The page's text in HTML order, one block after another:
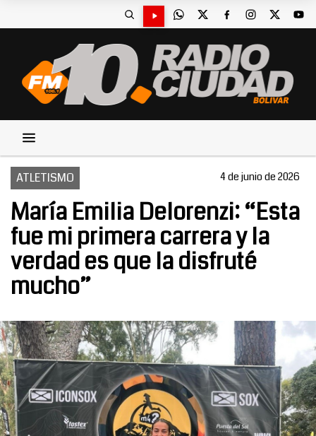
ATLETISMO 4 de junio de 2026
María Emilia Delorenzi: “Esta
fue mi primera carrera y la
verdad es que la disfruté
mucho”